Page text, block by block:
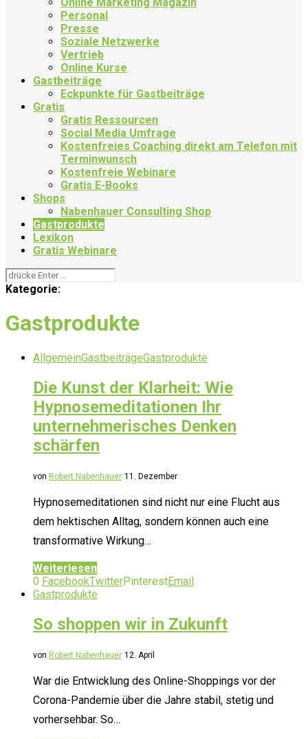
Personal
Presse
Soziale Netzwerke
Vertrieb
Online Kurse
Gastbeiträge
Eckpunkte für Gastbeiträge
Gratis
Gratis Ressourcen
Social Media Umfrage
Kostenfreies Coaching direkt am Telefon mit
Terminwunsch
Kostenfreie Webinare
Gratis E-Books
Shops
Nabenhauer Consulting Shop
Gastprodukte
Lexikon
Gratis Webinare
Kategorie:
Gastprodukte
AllgemeinGastbeiträgeGastprodukte
Die Kunst der Klarheit: Wie
Hypnosemeditationen Ihr
unternehmerisches Denken
schärfen
von Robert Nabenhauer 11. Dezember
Hypnosemeditationen sind nicht nur eine Flucht aus
dem hektischen Alltag, sondern können auch eine
transformative Wirkung…
Weiterlesen
0 FacebookTwitterPinterestEmail
Gastprodukte
So shoppen wir in Zukunft
von Robert Nabenhauer 12. April
War die Entwicklung des Online-Shoppings vor der
Corona-Pandemie über die Jahre stabil, stetig und
vorhersehbar. So…